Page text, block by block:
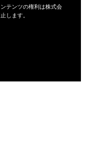
テンツの権利は株式会
します。